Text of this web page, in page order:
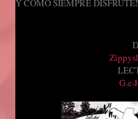
Y COMO SIEMPRE
G.e-